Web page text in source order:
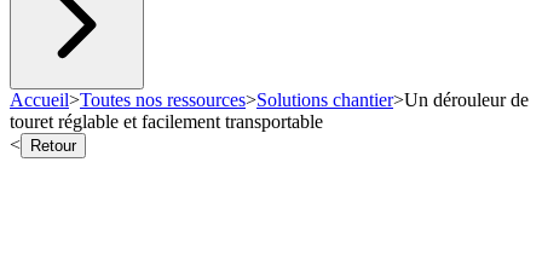
Accueil>Toutes nos ressources>Solutions chantier>Un dérouleur de
touret réglable et facilement transportable
<
Retour